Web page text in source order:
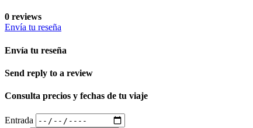
0 reviews
Envía tu reseña
Envía tu reseña
Send reply to a review
Consulta precios y fechas de tu viaje
Entrada